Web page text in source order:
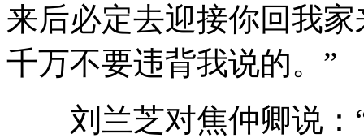
来后必定去迎接你回我
千万不要违背我说的。”
刘兰芝对焦仲卿说：“